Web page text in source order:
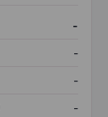
-
-
-
-